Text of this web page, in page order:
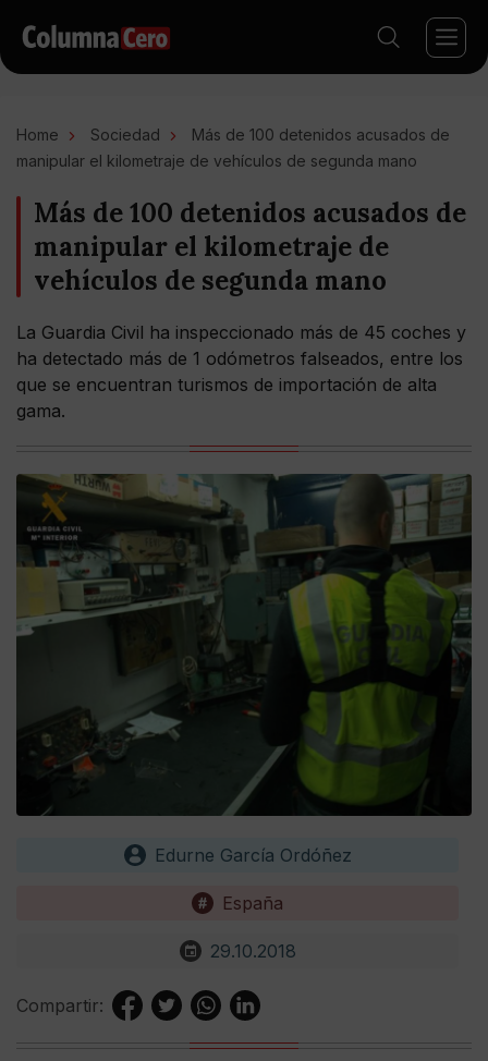
Home Sociedad
Más de 100 detenidos acusados de
manipular el kilometraje de vehículos de segunda mano
Más de 100 detenidos acusados de
manipular el kilometraje de
vehículos de segunda mano
La Guardia Civil ha inspeccionado más de 45 coches y
ha detectado más de 1 odómetros falseados, entre los
que se encuentran turismos de importación de alta
gama.
Edurne García Ordóñez
España
29.10.2018
Compartir: